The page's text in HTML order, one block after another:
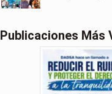
Publicaciones Más